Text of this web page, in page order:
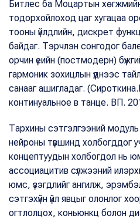
Битлес ба Моцартын
тодорхойлоход цаг хугацаа
тооны үйлдлийн, дискрет
байдаг. Тэрчлэн сонгодог
орчин үеийн (постмодерн)
гармоник зохицлын үүднээс
санааг ашигладаг.
континуальное в танце. ВП.
Тархины сэтгэлгээний
нейроны түвшинд холбогддог
концептуудын холбогдол нь
ассоциацитив сүлжээний
юмс, үзэгдлийг ангилж,
сэтгэхүйн үйл явцыг олонлог
огтлолцох, коньюнкц болон